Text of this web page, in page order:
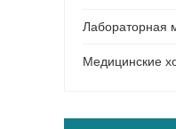
Лабораторная
Медицинские